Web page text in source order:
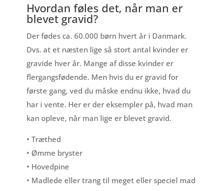
Hvordan føles det, når man er
blevet gravid?
Der fødes ca. 60.000 børn hvert år i Danmark.
Dvs. at et næsten lige så stort antal kvinder er
gravide hver år. Mange af disse kvinder er
flergangsfødende. Men hvis du er gravid for
første gang, ved du måske endnu ikke, hvad du
har i vente. Her er der eksempler på, hvad man
kan opleve, når man lige er blevet gravid.
• Træthed
• Ømme bryster
• Hovedpine
• Madlede eller trang til meget eller speciel mad